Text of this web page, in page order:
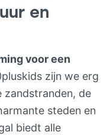
met
bidet.
ruime 4-5p
met
de voorzijde,
en
en douche.
met
gedeelte. De
en
voor een
zijn we erg
zandstranden, de
steden en
biedt alle